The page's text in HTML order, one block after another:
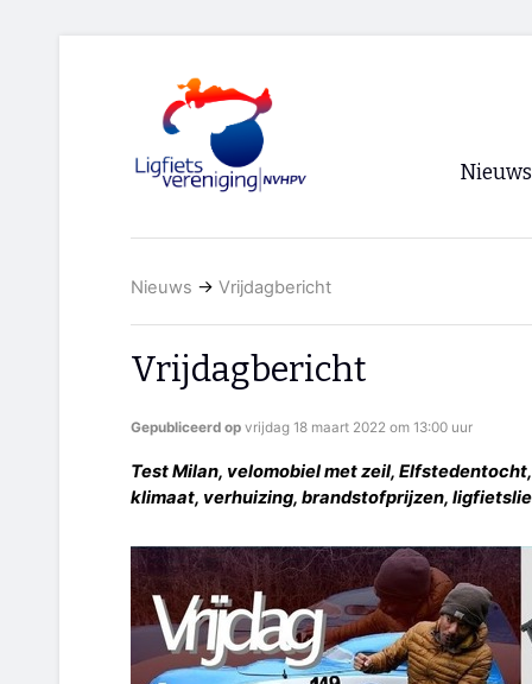
Nieuws
Nieuws → Vrijdagbericht
Vrijdagbericht
Gepubliceerd op vrijdag 18 maart 2022 om 13:00 uur
Test Milan, velomobiel met zeil,
klimaat, verhuizing, brandstofprijzen,